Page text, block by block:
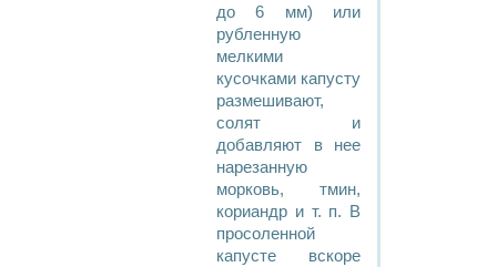
до 6 мм) или
рубленную
мелкими
кусочками капусту
размешивают,
солят и
добавляют в нее
нарезанную
морковь, тмин,
кориандр и т. п. В
просоленной
капусте вскоре